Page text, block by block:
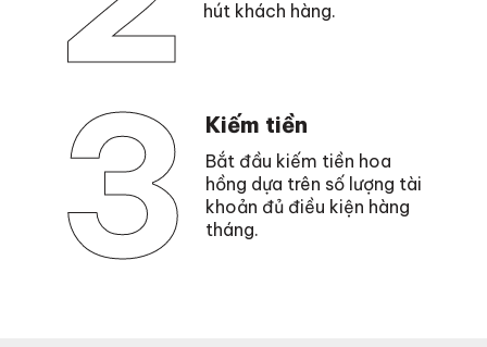
hút khách hàng.
3 Kiếm tiền
Bắt đầu kiếm tiền hoa
hồng dựa trên số lượng tài
khoản đủ điều kiện hàng
tháng.